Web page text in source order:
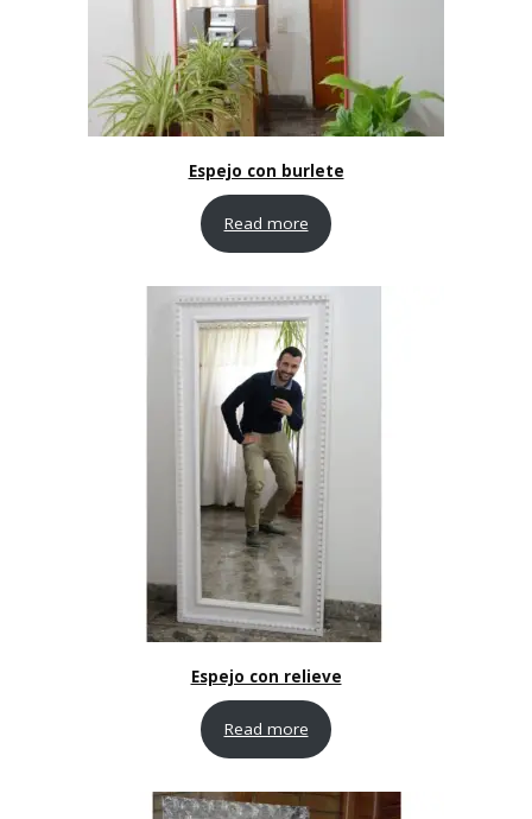
Espejo con burlete
Read more
Espejo con relieve
Read more